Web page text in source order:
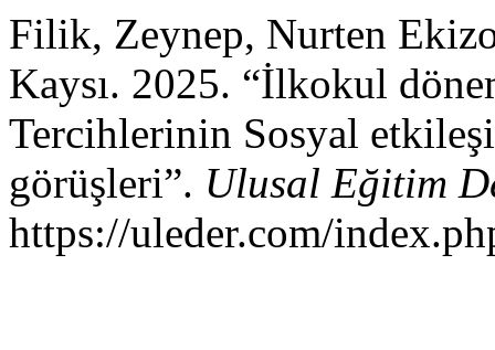
Filik, Zeynep, Nurten
Kaysı. 2025. “İlkokul
Tercihlerinin Sosyal
görüşleri”. Ulusal Eğitim
https://uleder.com/